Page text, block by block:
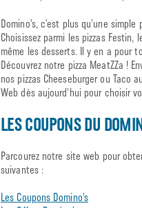
Domino’s, c’est plus qu’une
Choisissez parmi les pizzas
même les desserts. Il y en a pour
Découvrez notre pizza MeatZZa !
nos pizzas Cheeseburger ou
Web dès aujourd’hui pour choisir
LES COUPONS DU
Parcourez notre site web pour
suivantes :
Les Coupons Domino’s